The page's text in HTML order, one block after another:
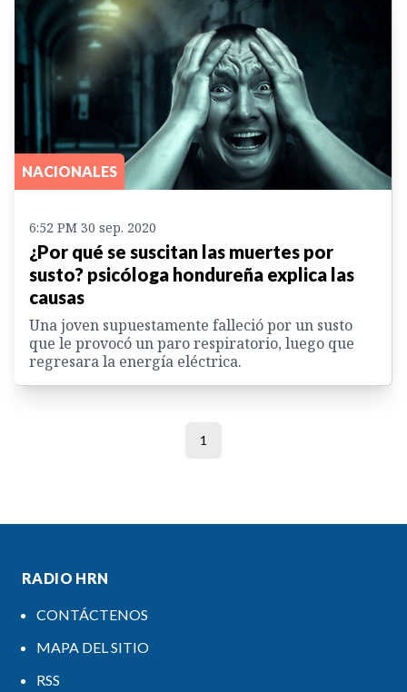
NACIONALES
6:52 PM 30 sep. 2020
¿Por qué se suscitan las muertes por
susto? psicóloga hondureña explica las
causas
Una joven supuestamente falleció por un susto
que le provocó un paro respiratorio, luego que
regresara la energía eléctrica.
1
RADIO HRN
CONTÁCTENOS
MAPA DEL SITIO
RSS